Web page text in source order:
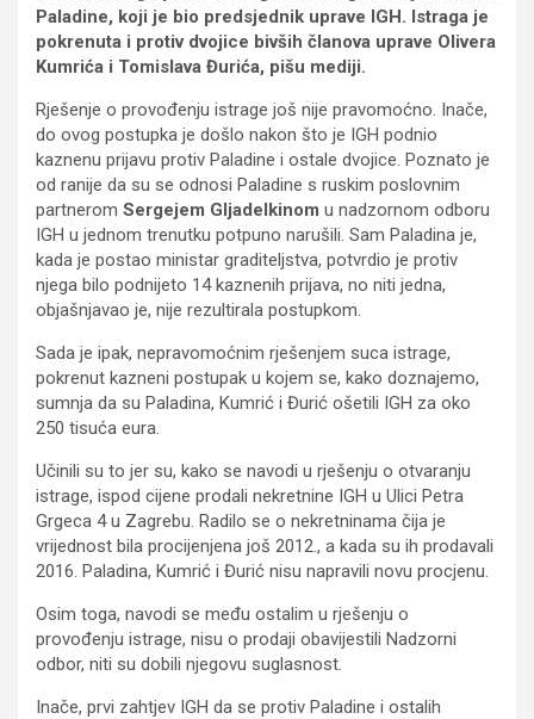
Paladine, koji je bio predsjednik uprave IGH. Istraga je
pokrenuta i protiv dvojice bivših članova uprave Olivera
Kumrića i Tomislava Đurića, pišu mediji.
Rješenje o provođenju istrage još nije pravomoćno. Inače,
do ovog postupka je došlo nakon što je IGH podnio
kaznenu prijavu protiv Paladine i ostale dvojice. Poznato je
od ranije da su se odnosi Paladine s ruskim poslovnim
partnerom Sergejem Gljadelkinom u nadzornom odboru
IGH u jednom trenutku potpuno narušili. Sam Paladina je,
kada je postao ministar graditeljstva, potvrdio je protiv
njega bilo podnijeto 14 kaznenih prijava, no niti jedna,
objašnjavao je, nije rezultirala postupkom.
Sada je ipak, nepravomoćnim rješenjem suca istrage,
pokrenut kazneni postupak u kojem se, kako doznajemo,
sumnja da su Paladina, Kumrić i Đurić ošetili IGH za oko
250 tisuća eura.
Učinili su to jer su, kako se navodi u rješenju o otvaranju
istrage, ispod cijene prodali nekretnine IGH u Ulici Petra
Grgeca 4 u Zagrebu. Radilo se o nekretninama čija je
vrijednost bila procijenjena još 2012., a kada su ih prodavali
2016. Paladina, Kumrić i Đurić nisu napravili novu procjenu.
Osim toga, navodi se među ostalim u rješenju o
provođenju istrage, nisu o prodaji obavijestili Nadzorni
odbor, niti su dobili njegovu suglasnost.
Inače, prvi zahtjev IGH da se protiv Paladine i ostalih